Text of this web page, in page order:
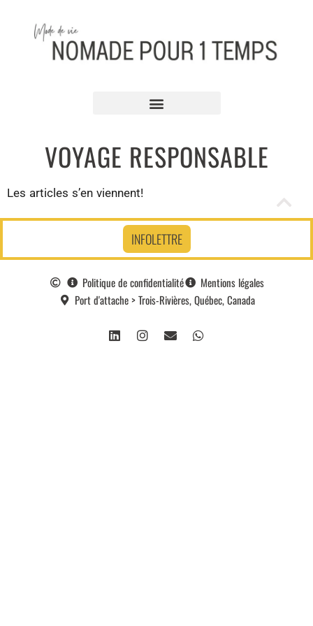
VOYAGE RESPONSABLE
Les articles s’en viennent!
INFOLETTRE
Politique de confidentialité
Mentions légales
Port d'attache > Trois-Rivières, Québec, Canada